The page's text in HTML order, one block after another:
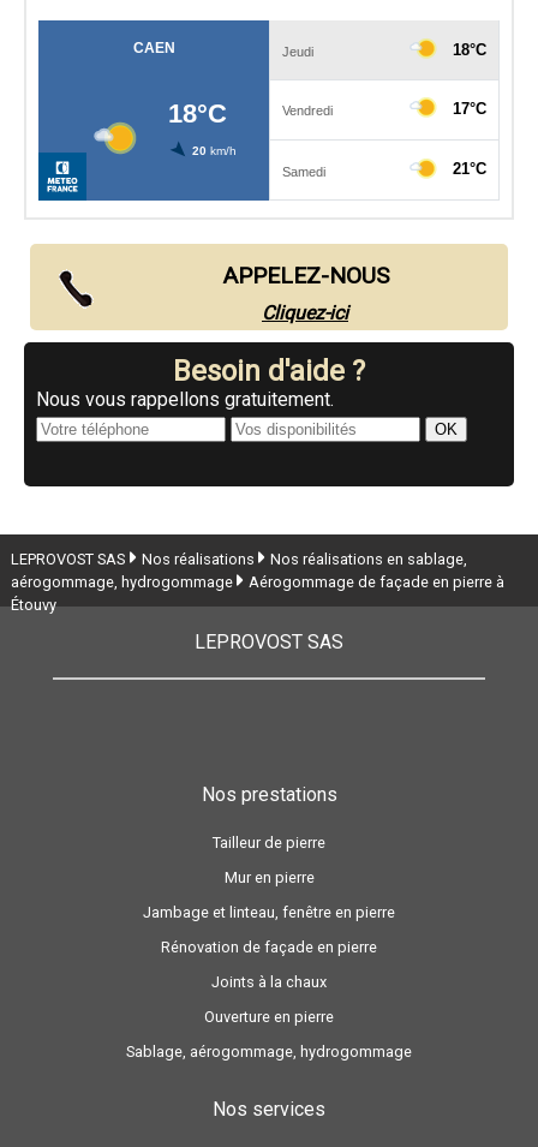
APPELEZ-NOUS
Cliquez-ici
Besoin d'aide ?
Nous vous rappellons gratuitement.
LEPROVOST SAS Nos réalisations
Nos réalisations en sablage,
aérogommage, hydrogommage
Aérogommage de façade en pierre à
Étouvy
LEPROVOST SAS
Nos prestations
Tailleur de pierre
Mur en pierre
Jambage et linteau, fenêtre en pierre
Rénovation de façade en pierre
Joints à la chaux
Ouverture en pierre
Sablage, aérogommage, hydrogommage
Nos services